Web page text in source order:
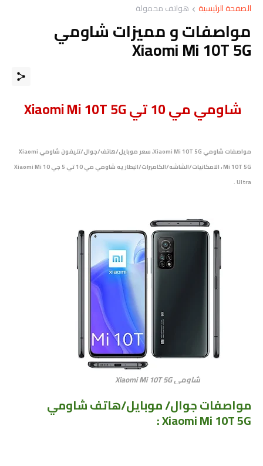
الصفحة الرئيسية هواتف محمولة
مواصفات و مميزات شاومي
Xiaomi Mi 10T 5G
شاومي مي 10 تي Xiaomi Mi 10T 5G
مواصفات شاومي Xiaomi Mi 10T 5G، سعر موبايل/هاتف/جوال/تليفون شاومي Xiaomi
Mi 10T 5G ، الامكانيات/الشاشه/الكاميرات/البطاريه شاومي مي 10 تي 5 جي Xiaomi Mi 10
Ultra .
شاومي Xiaomi Mi 10T 5G
مواصفات جوال/ موبايل/هاتف شاومي
Xiaomi Mi 10T 5G :